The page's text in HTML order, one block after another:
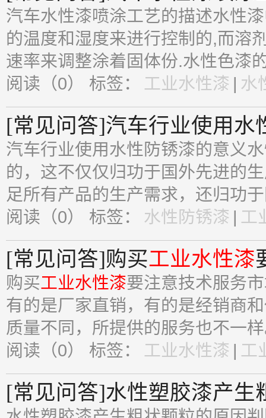
汽车水性漆喷涂工艺的描述水性
的温度和湿度来进行控制的,而溶
速率来调整涂着固体份.水性色漆
阅读（0） 标签： 工业水性漆 | 水
[常见问答]汽车行业使用水
汽车行业使用水性防锈漆的意义
的，这不仅仅归功于国外先进的
足所有产品的生产需求，还归功
阅读（0） 标签： 水性防锈漆 | 工
[常见问答]购买工业水性漆
购买工业水性漆要注意技术服务
有的是厂家直销，有的是经销商
质量不同，所提供的服务也不一
阅读（0） 标签： 工业水性漆 | 工
[常见问答]水性塑胶漆产生